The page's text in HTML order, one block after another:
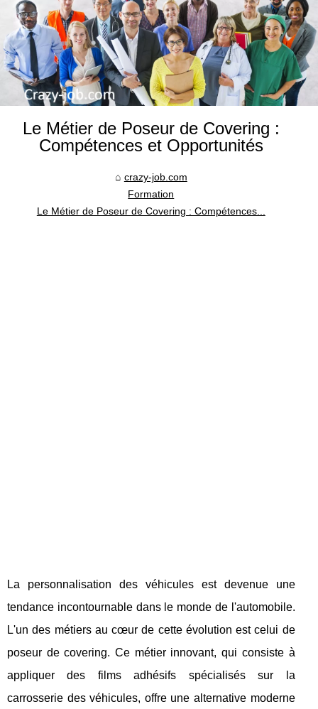
Le Métier de Poseur de Covering :
Compétences et Opportunités
crazy-job.com
Formation
Le Métier de Poseur de Covering : Compétences...
La personnalisation des véhicules est devenue une
tendance incontournable dans le monde de l'automobile.
L'un des métiers au cœur de cette évolution est celui de
poseur de covering. Ce métier innovant, qui consiste à
appliquer des films adhésifs spécialisés sur la
carrosserie des véhicules, offre une alternative moderne